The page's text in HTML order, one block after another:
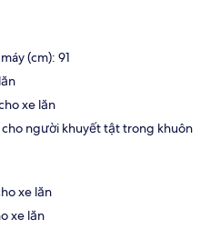
(cm): 91
xe lăn
người khuyết tật trong khuôn
xe lăn
xe lăn